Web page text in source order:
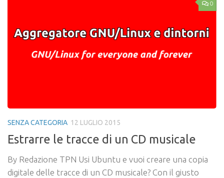
0
SENZA CATEGORIA 12 LUGLIO 2015
Estrarre le tracce di un CD musicale
By Redazione TPN Usi Ubuntu e vuoi creare una copia
digitale delle tracce di un CD musicale? Con il giusto